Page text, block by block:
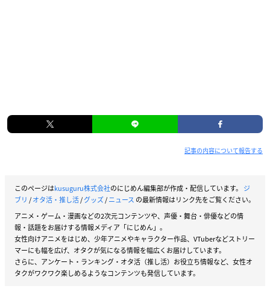
記事の内容について報告する
このページはkusuguru株式会社のにじめん編集部が作成・配信しています。 ジ
ブリ /オタ活・推し活/グッズ/ニュース の最新情報はリンク先をご覧ください。
アニメ・ゲーム・漫画などの2次元コンテンツや、声優・舞台・俳優などの情
報・話題をお届けする情報メディア「にじめん」。
女性向けアニメをはじめ、少年アニメやキャラクター作品、VTuberなどストリー
マーにも幅を広げ、オタクが気になる情報を幅広くお届けしています。
さらに、アンケート・ランキング・オタ活（推し活）お役立ち情報など、女性オ
タクがワクワク楽しめるようなコンテンツも発信しています。